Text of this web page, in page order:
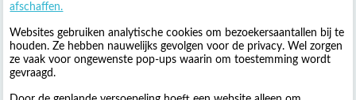
afschaffen.
Websites gebruiken analytische cookies om bezoekersaantallen bij te
houden. Ze hebben nauwelijks gevolgen voor de privacy. Wel zorgen
ze vaak voor ongewenste pop-ups waarin om toestemming wordt
gevraagd.